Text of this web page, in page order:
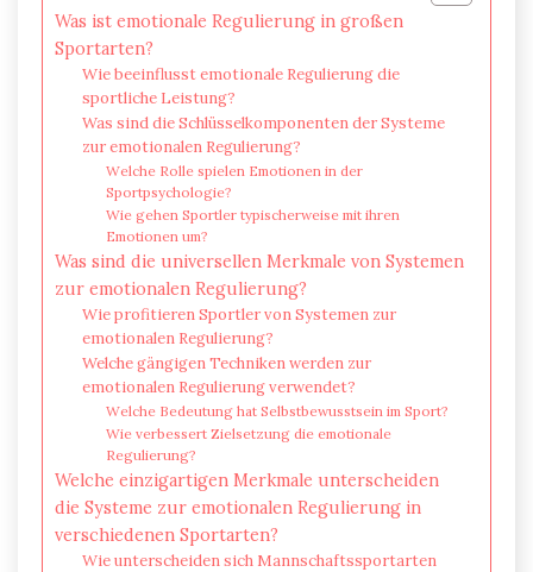
Was ist emotionale Regulierung in großen
Sportarten?
Wie beeinflusst emotionale Regulierung die
sportliche Leistung?
Was sind die Schlüsselkomponenten der Systeme
zur emotionalen Regulierung?
Welche Rolle spielen Emotionen in der
Sportpsychologie?
Wie gehen Sportler typischerweise mit ihren
Emotionen um?
Was sind die universellen Merkmale von Systemen
zur emotionalen Regulierung?
Wie profitieren Sportler von Systemen zur
emotionalen Regulierung?
Welche gängigen Techniken werden zur
emotionalen Regulierung verwendet?
Welche Bedeutung hat Selbstbewusstsein im Sport?
Wie verbessert Zielsetzung die emotionale
Regulierung?
Welche einzigartigen Merkmale unterscheiden
die Systeme zur emotionalen Regulierung in
verschiedenen Sportarten?
Wie unterscheiden sich Mannschaftssportarten